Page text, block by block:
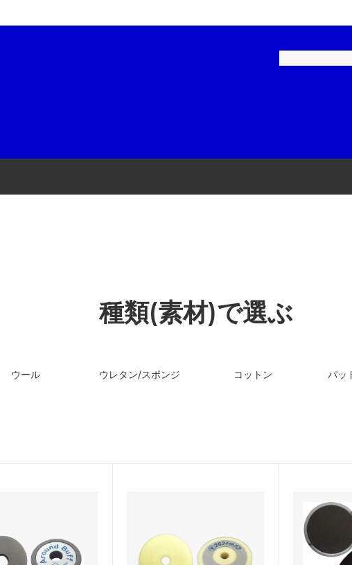
大阪ガスケミカル 和信化学工業
KTC(京都機械工具)
種類(素材)で選ぶ
ウール ウレタン/スポンジ コットン パッ